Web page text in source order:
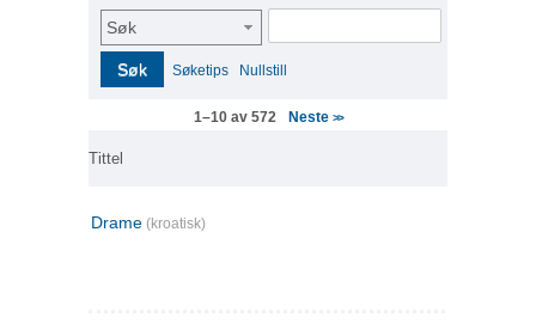
Søk
Søk Søketips Nullstill
1–10 av 572 Neste >>
Tittel
Drame (kroatisk)